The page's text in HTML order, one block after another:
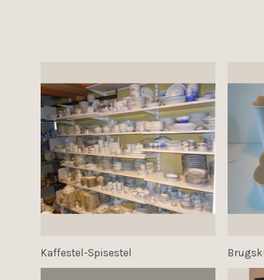
Kaffestel-Spisestel